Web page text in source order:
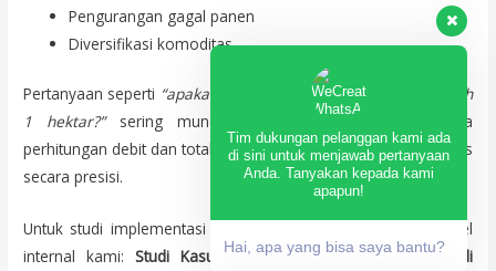
Pengurangan gagal panen
Diversifikasi komoditas
Pertanyaan seperti “apakah pompa Lorentz cukup untuk sawah
1 hektar?”sering muncul. Jawabannya tergantung pada
perhitungan debit dan total dynamic head, yang harus dianalisis
secara presisi.
Untuk studi implementasi di wilayah NTT, silakan baca artikel
internal kami: Studi Kasus Proyek Irigasi Tenaga Surya di
Tim dukungan pelanggan kami ada
di sini untuk menjawab pertanyaan
Anda. Tanyakan kepada kami
apapun!
Hai, apa yang bisa saya bantu?